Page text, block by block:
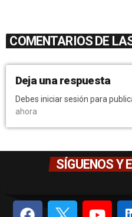
COMENTARIOS DE
Deja una respuesta
Debes iniciar sesión para
ahora
SÍGUENOS Y